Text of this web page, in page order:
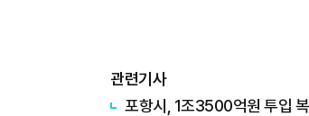
관련기사
포항시, 1조3500억원 투입